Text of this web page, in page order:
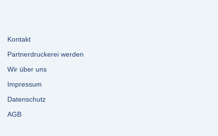
Kontakt
Partnerdruckerei werden
Wir über uns
Impressum
Datenschutz
AGB